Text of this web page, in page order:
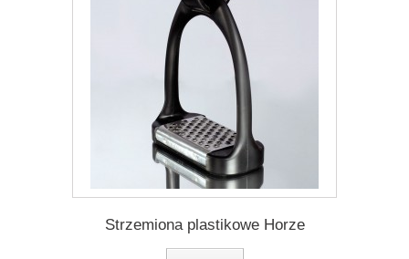
Strzemiona plastikowe Horze